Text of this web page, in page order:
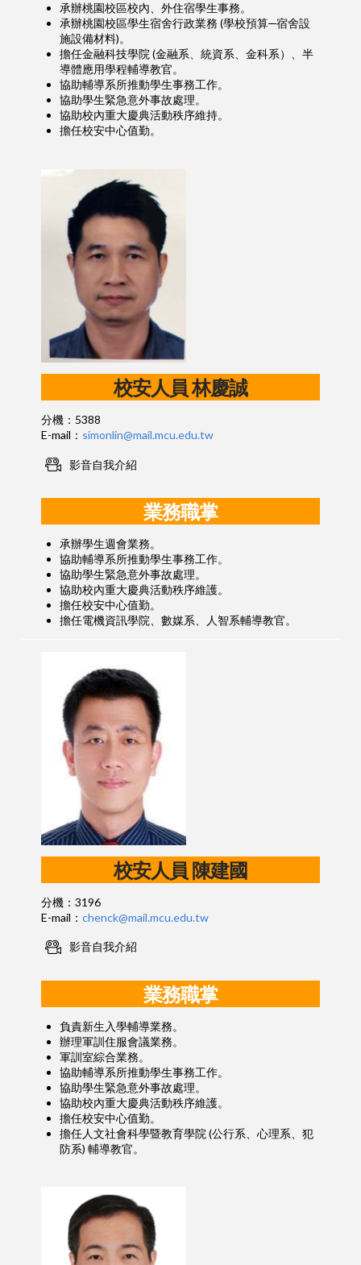
承辦桃園校區校內、外住宿學生事務。
承辦桃園校區學生宿舍行政業務 (學校預算─宿舍設
施設備材料)。
擔任金融科技學院 (金融系、統資系、金科系）、半
導體應用學程輔導教官。
協助輔導系所推動學生事務工作。
協助學生緊急意外事故處理。
協助校內重大慶典活動秩序維持。
擔任校安中心值勤。
校安人員 林慶誠
分機：5388
E-mail： simonlin@mail.mcu.edu.tw
影音自我介紹
業務職掌
承辦學生週會業務。
協助輔導系所推動學生事務工作。
協助學生緊急意外事故處理。
協助校內重大慶典活動秩序維護。
擔任校安中心值勤。
擔任電機資訊學院、數媒系、人智系輔導教官。
校安人員 陳建國
分機：3196
E-mail： chenck@mail.mcu.edu.tw
影音自我介紹
業務職掌
負責新生入學輔導業務。
辦理軍訓住服會議業務。
軍訓室綜合業務。
協助輔導系所推動學生事務工作。
協助學生緊急意外事故處理。
協助校內重大慶典活動秩序維護。
擔任校安中心值勤。
擔任人文社會科學暨教育學院 (公行系、心理系、犯
防系) 輔導教官。